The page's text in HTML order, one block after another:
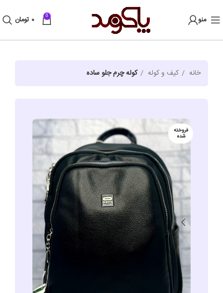
منو 0 ۰ تومان
خانه کیف و کوله کوله چرم جلو ساده
فروخته
شده